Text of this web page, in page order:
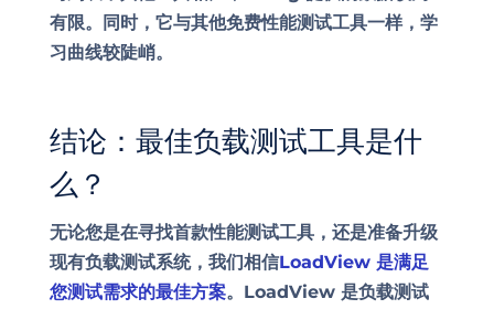
有限。同时，它与其他免费性能测试工具一样，学
习曲线较陡峭。
结论：最佳负载测试工具是什
么？
无论您是在寻找首款性能测试工具，还是准备升级
现有负载测试系统，我们相信LoadView 是满足
您测试需求的最佳方案。LoadView 是负载测试